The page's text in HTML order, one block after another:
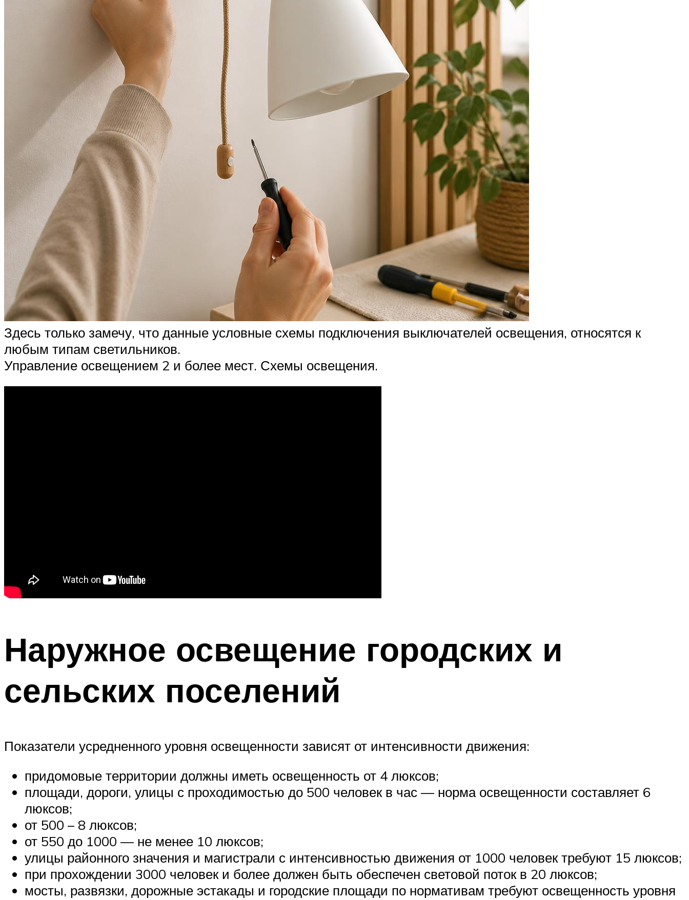
Здесь только замечу, что данные условные схемы подключения выключателей освещения, относятся к
любым типам светильников.
Управление освещением 2 и более мест. Схемы освещения.
Наружное освещение городских и
сельских поселений
Показатели усредненного уровня освещенности зависят от интенсивности движения:
придомовые территории должны иметь освещенность от 4 люксов;
площади, дороги, улицы с проходимостью до 500 человек в час — норма освещенности составляет 6
люксов;
от 500 – 8 люксов;
от 550 до 1000 — не менее 10 люксов;
улицы районного значения и магистрали с интенсивностью движения от 1000 человек требуют 15 люксов;
при прохождении 3000 человек и более должен быть обеспечен световой поток в 20 люксов;
мосты, развязки, дорожные эстакады и городские площади по нормативам требуют освещенность уровня